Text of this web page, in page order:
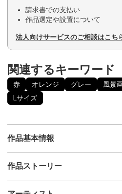
請求書での支払い
作品選定や設置について
法人向けサービスのご相談はこち
関連するキーワード
赤 オレンジ グレー 風景
Lサイズ
作品基本情報
出品者
制作年
作品ストーリー